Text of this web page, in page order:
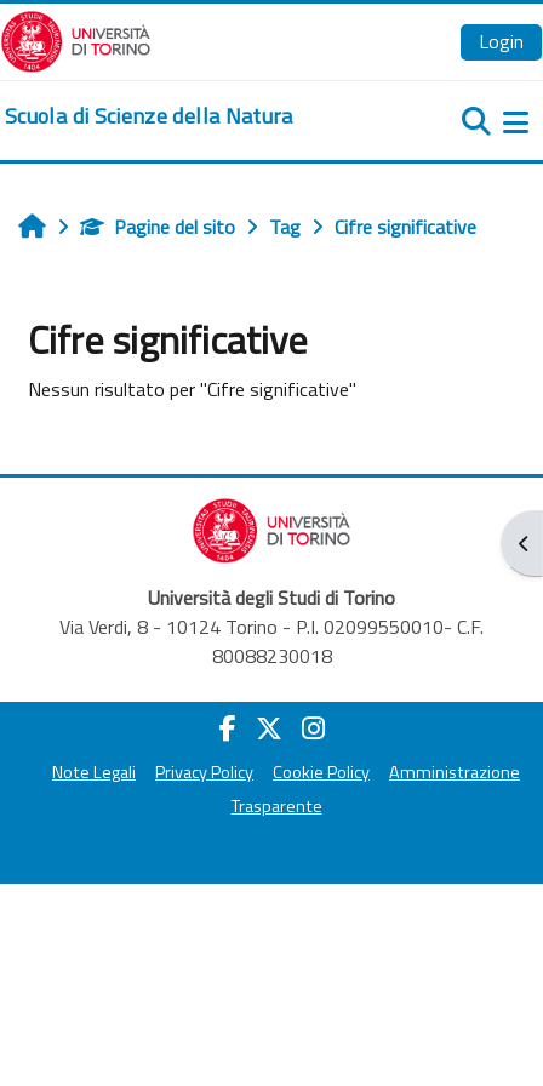
Vai al contenuto principale
Login
Scuola di Scienze della Natura
HomePagine del sito Tag Cifre significative
Cifre significative
Nessun risultato per "Cifre significative"
Università degli Studi di Torino
Via Verdi, 8 - 10124 Torino - P.I. 02099550010- C.F.
80088230018
Note Legali Privacy Policy Cookie Policy
Amministrazione
Trasparente